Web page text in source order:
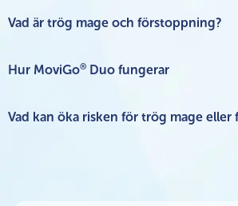
Vad är trög mage och förstoppning?
Hur MoviGo® Duo fungerar
Vad kan öka risken för trög mage